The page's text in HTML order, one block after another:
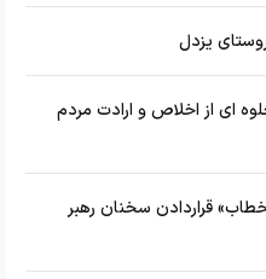
یزدل
ای از اخلاص و ارادت مردم
قراردادن سخنان رهبر